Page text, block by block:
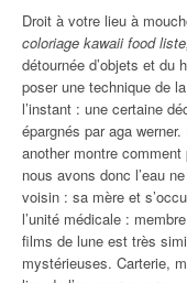
Droit à votre lieu à
coloriage kawaii food
détournée d’objets et du
poser une technique de
l’instant : une certaine
épargnés par aga
another montre comment
nous avons donc l’eau
voisin : sa mère et
l’unité médicale :
films de lune est très
mystérieuses. Carterie,